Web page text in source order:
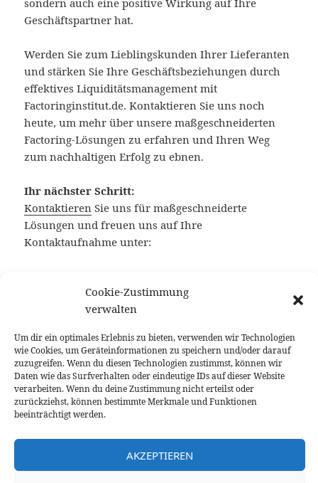
Cookie-Zustimmung
verwalten
Um dir ein optimales Erlebnis zu bieten, verwenden wir Technologien
wie Cookies, um Geräteinformationen zu speichern und/oder darauf
zuzugreifen. Wenn du diesen Technologien zustimmst, können wir
Daten wie das Surfverhalten oder eindeutige IDs auf dieser Website
verarbeiten. Wenn du deine Zustimmung nicht erteilst oder
zurückziehst, können bestimmte Merkmale und Funktionen
beeinträchtigt werden.
AKZEPTIEREN
sondern auch eine positive Wirkung auf Ihre
Geschäftspartner hat.
Werden Sie zum Lieblingskunden Ihrer Lieferanten
und stärken Sie Ihre Geschäftsbeziehungen durch
effektives Liquiditätsmanagement mit
Factoringinstitut.de. Kontaktieren Sie uns noch
heute, um mehr über unsere maßgeschneiderten
Factoring-Lösungen zu erfahren und Ihren Weg
zum nachhaltigen Erfolg zu ebnen.
Ihr nächster Schritt:
Kontaktieren Sie uns für maßgeschneiderte
Lösungen und freuen uns auf Ihre
Kontaktaufnahme unter:
02182 573 223
Liquiditätsmanagement bei Geschäftskunden ist
ein Eckpfeiler derINVESTORAFactoringberater
für mittelständische Unternehmen.
on
Einkaufskonditionen,Einkaufspreis reduzieren,Factoring,
Factoringinstitut,Familie,
halten,Lieblingskunde,Lieferant,Lieferantenliebling,Liquidität,